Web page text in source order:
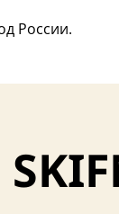
России.